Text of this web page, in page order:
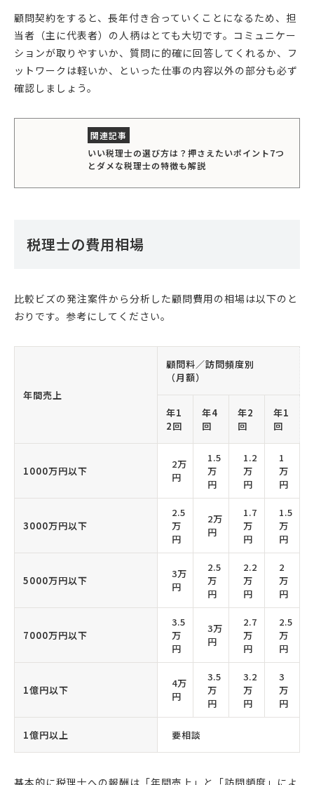
顧問契約をすると、長年付き合っていくことになるため、担
当者（主に代表者）の人柄はとても大切です。コミュニケー
ションが取りやすいか、質問に的確に回答してくれるか、フ
ットワークは軽いか、といった仕事の内容以外の部分も必ず
確認しましょう。
いい税理士の選び方は？押さえたいポイント7つ
とダメな税理士の特徴も解説
税理士の費用相場
比較ビズの発注案件から分析した顧問費用の相場は以下のと
おりです。参考にしてください。
年間売上
顧問料／訪問頻度別
（月額）
年1
2回
年4
回
年2
回
年1
回
1000万円以下
2万
円
1.5
万
円
1.2
万
円
1
万
円
3000万円以下
2.5
万
円
2万
円
1.7
万
円
1.5
万
円
5000万円以下
3万
円
2.5
万
円
2.2
万
円
2
万
円
7000万円以下
3.5
万
円
3万
円
2.7
万
円
2.5
万
円
1億円以下
4万
円
3.5
万
円
3.2
万
円
3
万
円
1億円以上 要相談